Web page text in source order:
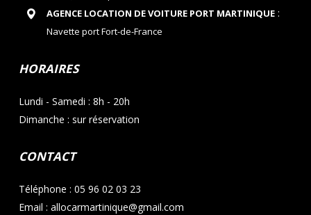
AGENCE LOCATION DE VOITURE PORT MARTINIQUE:
Navette port Fort-de-France
HORAIRES
Lundi - Samedi : 8h - 20h
Dimanche : sur réservation
CONTACT
Téléphone : 05 96 02 03 23
Email : allocarmartinique@gmail.com